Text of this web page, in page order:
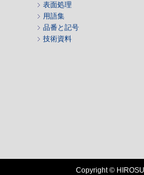
表面処理
用語集
品番と記号
技術資料
Copyright ©